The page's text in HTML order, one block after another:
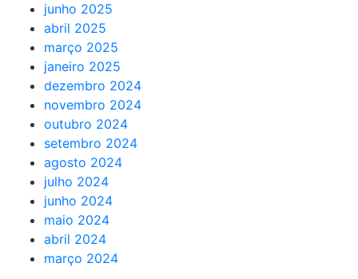
junho 2025
abril 2025
março 2025
janeiro 2025
dezembro 2024
novembro 2024
outubro 2024
setembro 2024
agosto 2024
julho 2024
junho 2024
maio 2024
abril 2024
março 2024